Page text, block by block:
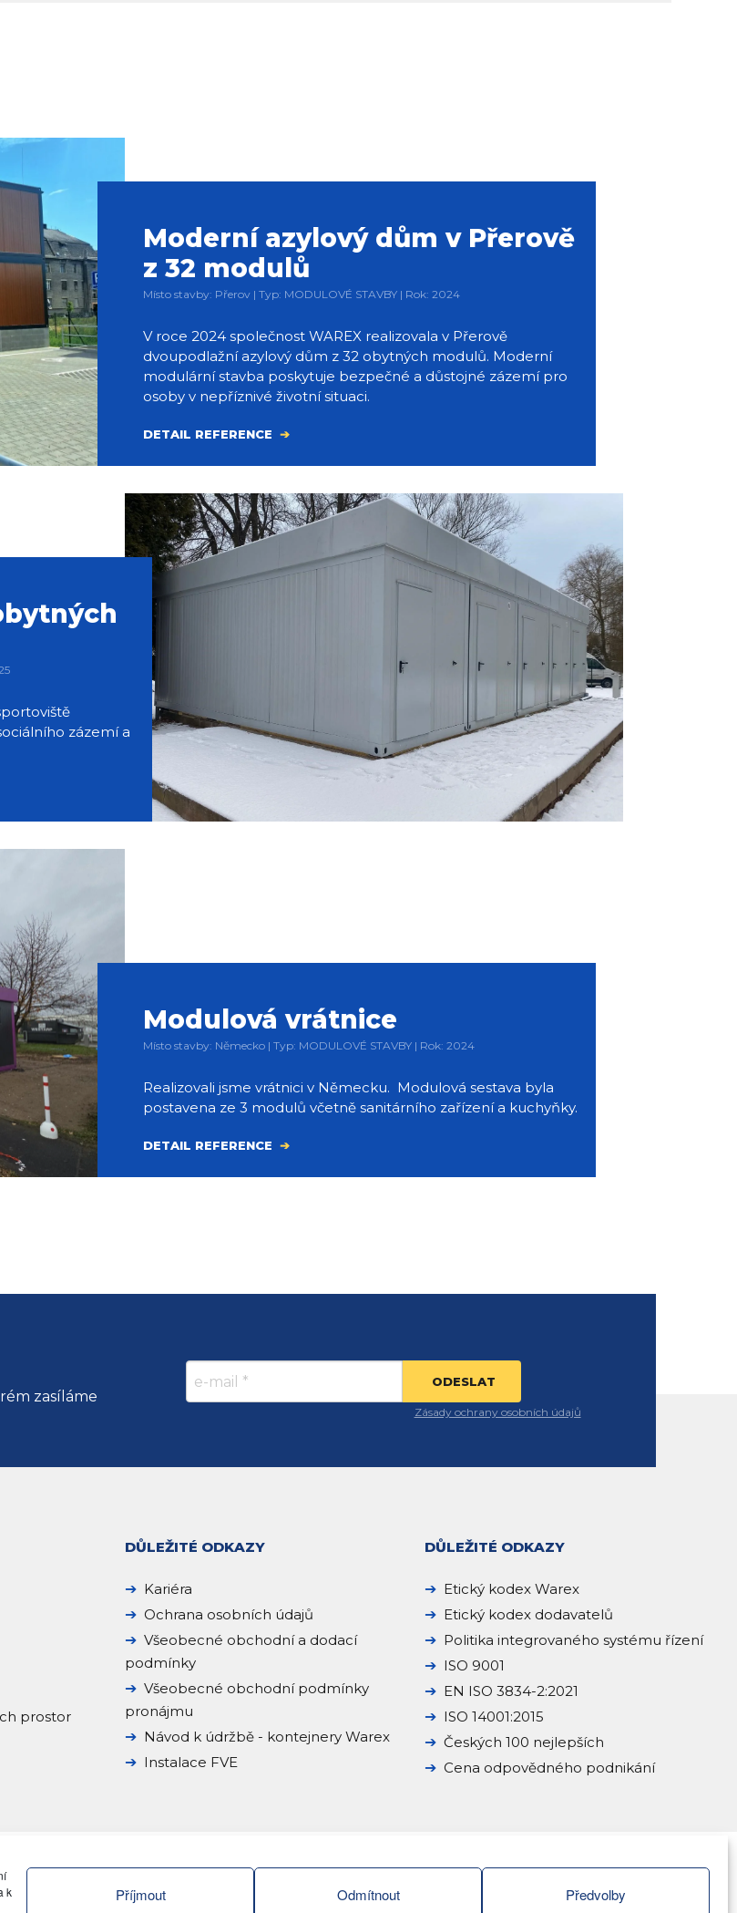
k
Příjmout Odmítnout Předvolby
Moderní azylový dům v Přerově
z 32 modulů
Místo stavby: Přerov | Typ: MODULOVÉ STAVBY | Rok: 2024
V roce 2024 společnost WAREX realizovala v Přerově
dvoupodlažní azylový dům z 32 obytných modulů. Moderní
modulární stavba poskytuje bezpečné a důstojné zázemí pro
osoby v nepříznivé životní situaci.
DETAIL REFERENCE
zázemí a
Modulová vrátnice
Místo stavby: Německo | Typ: MODULOVÉ STAVBY | Rok: 2024
Realizovali jsme vrátnici v Německu. Modulová sestava byla
postavena ze 3 modulů včetně sanitárního zařízení a kuchyňky.
DETAIL REFERENCE
zasíláme
Zásady ochrany osobních údajů
prostor
DŮLEŽITÉ ODKAZY
Kariéra
Ochrana osobních údajů
Všeobecné obchodní a dodací
podmínky
Všeobecné obchodní podmínky
pronájmu
Návod k údržbě - kontejnery Warex
Instalace FVE
DŮLEŽITÉ ODKAZY
Etický kodex Warex
Etický kodex dodavatelů
Politika integrovaného systému řízení
ISO 9001
EN ISO 3834-2:2021
ISO 14001:2015
Českých 100 nejlepších
Cena odpovědného podnikání